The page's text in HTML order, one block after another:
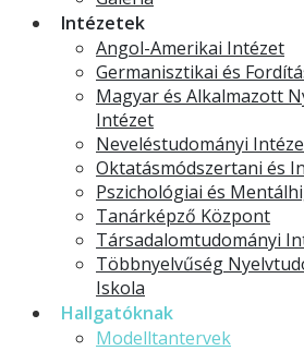
Intézetek
Angol-Amerikai Intézet
Germanisztikai és
Magyar és Alkalmazott
Intézet
Neveléstudományi
Oktatásmódszertani és
Pszichológiai és
Tanárképző Központ
Társadalomtudományi
Többnyelvűség
Iskola
Hallgatóknak
Modelltantervek